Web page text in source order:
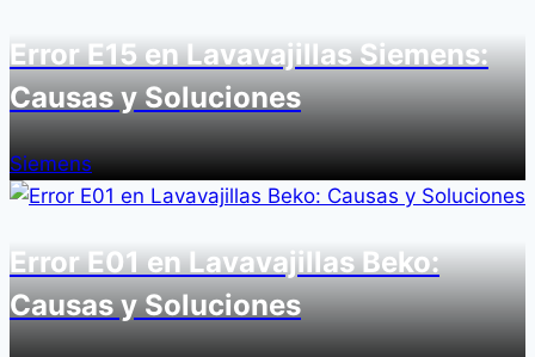
Error E15 en Lavavajillas Siemens:
Causas y Soluciones
Siemens
Error E01 en Lavavajillas Beko:
Causas y Soluciones